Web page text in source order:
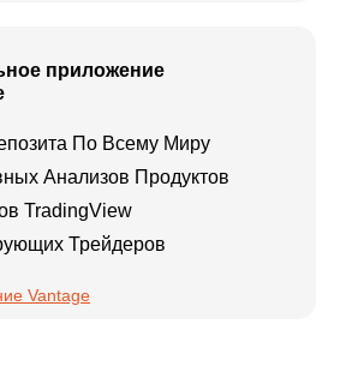
приложение
По Всему Миру
Анализов Продуктов
TradingView
Трейдеров
Vantage